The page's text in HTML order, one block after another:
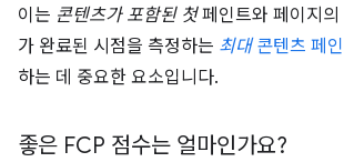
이는 콘텐츠가 포함된 첫페인트와 페이지의
가 완료된 시점을 측정하는 최대콘텐츠 페
하는 데 중요한 요소입니다.
좋은 FCP 점수는 얼마인가요?